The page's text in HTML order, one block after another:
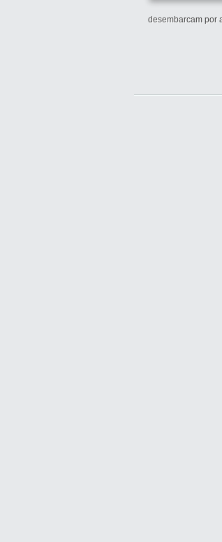
desembarcam por